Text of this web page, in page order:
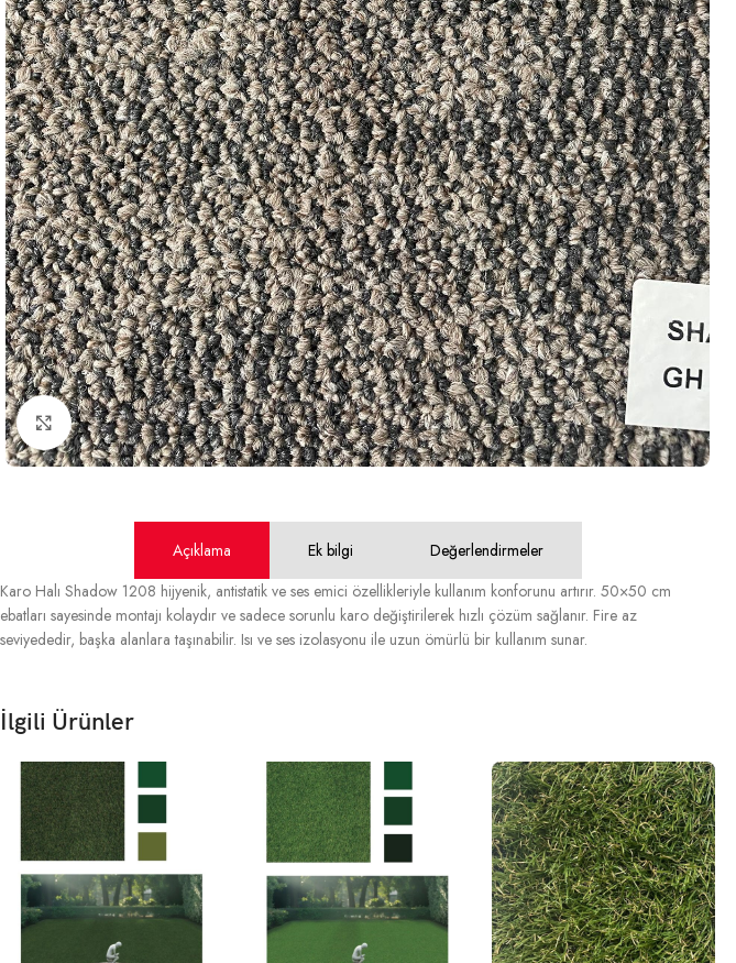
Büyütmek için tıklayın
Açıklama Ek bilgi
Değerlendirmeler
Karo Halı Shadow 1208 hijyenik, antistatik ve ses emici özellikleriyle kullanım konforunu artırır. 50×50 cm
ebatları sayesinde montajı kolaydır ve sadece sorunlu karo değiştirilerek hızlı çözüm sağlanır. Fire az
seviyededir, başka alanlara taşınabilir. Isı ve ses izolasyonu ile uzun ömürlü bir kullanım sunar.
İlgili Ürünler